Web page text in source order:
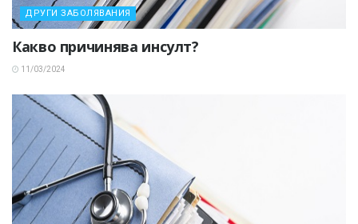
ДРУГИ ЗАБОЛЯВАНИЯ
Какво причинява инсулт?
11/03/2024